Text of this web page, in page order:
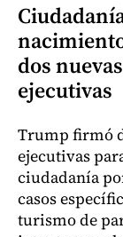
dos
ejecutivas
Trump firmó
ejecutivas
ciudadanía
casos
turismo de